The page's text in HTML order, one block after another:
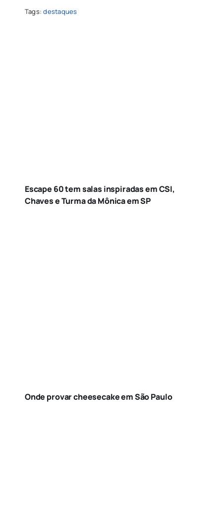
Tags:destaques
Escape 60 tem salas inspiradas em CSI,
Chaves e Turma da Mônica em SP
Onde provar cheesecake em São Paulo